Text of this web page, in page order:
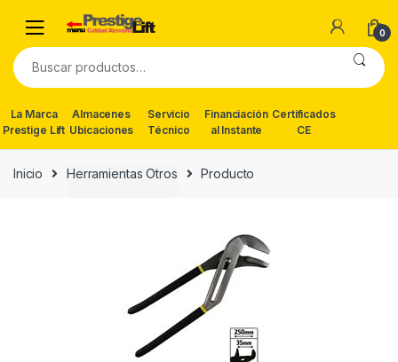
navigation
content
0
Buscar
por:
La Marca
Prestige Lift
Almacenes
Ubicaciones
Servicio
Técnico
Financiación
al Instante
Certificados
CE
Inicio Herramientas Otros Producto